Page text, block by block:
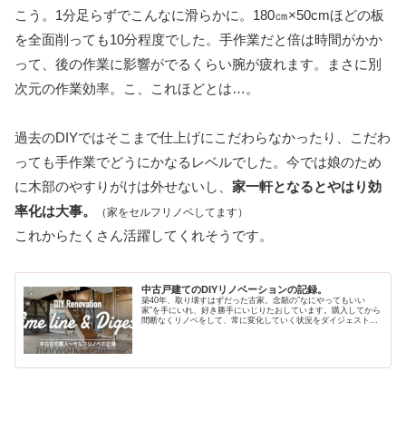
こう。1分足らずでこんなに滑らかに。180㎝×50cmほどの板
を全面削っても10分程度でした。手作業だと倍は時間がかか
って、後の作業に影響がでるくらい腕が疲れます。まさに別
次元の作業効率。こ、これほどとは…。
過去のDIYではそこまで仕上げにこだわらなかったり、こだわ
っても手作業でどうにかなるレベルでした。今では娘のため
に木部のやすりがけは外せないし、 家一軒となるとやはり効
率化は大事。
（家をセルフリノベしてます）
これからたくさん活躍してくれそうです。
中古戸建てのDIYリノベーションの記録。
築40年、取り壊すはずだった古家。念願の”なにやってもいい
家”を手にいれ、好き勝手にいじりたおしています。購入してから
間断なくリノベをして、常に変化していく状況をダイジェストで
mnrworks.com